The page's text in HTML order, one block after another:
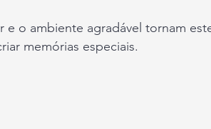
e o ambiente agradável tornam
memórias especiais.